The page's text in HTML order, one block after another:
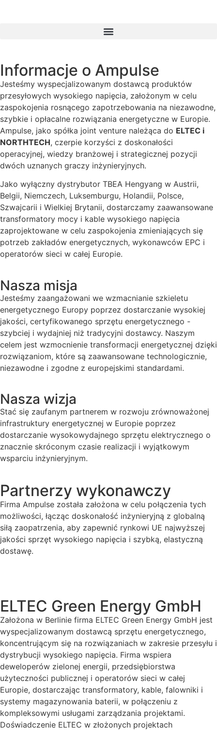
Informacje o Ampulse
Jesteśmy wyspecjalizowanym dostawcą produktów
przesyłowych wysokiego napięcia, założonym w celu
zaspokojenia rosnącego zapotrzebowania na niezawodne,
szybkie i opłacalne rozwiązania energetyczne w Europie.
Ampulse, jako spółka joint venture należąca do ELTEC i
NORTHTECH, czerpie korzyści z doskonałości
operacyjnej, wiedzy branżowej i strategicznej pozycji
dwóch uznanych graczy inżynieryjnych.
Jako wyłączny dystrybutor TBEA Hengyang w Austrii,
Belgii, Niemczech, Luksemburgu, Holandii, Polsce,
Szwajcarii i Wielkiej Brytanii, dostarczamy zaawansowane
transformatory mocy i kable wysokiego napięcia
zaprojektowane w celu zaspokojenia zmieniających się
potrzeb zakładów energetycznych, wykonawców EPC i
operatorów sieci w całej Europie.
Nasza misja
Jesteśmy zaangażowani we wzmacnianie szkieletu
energetycznego Europy poprzez dostarczanie wysokiej
jakości, certyfikowanego sprzętu energetycznego -
szybciej i wydajniej niż tradycyjni dostawcy. Naszym
celem jest wzmocnienie transformacji energetycznej dzięki
rozwiązaniom, które są zaawansowane technologicznie,
niezawodne i zgodne z europejskimi standardami.
Nasza wizja
Stać się zaufanym partnerem w rozwoju zrównoważonej
infrastruktury energetycznej w Europie poprzez
dostarczanie wysokowydajnego sprzętu elektrycznego o
znacznie skróconym czasie realizacji i wyjątkowym
wsparciu inżynieryjnym.
Partnerzy wykonawczy
Firma Ampulse została założona w celu połączenia tych
możliwości, łącząc doskonałość inżynieryjną z globalną
siłą zaopatrzenia, aby zapewnić rynkowi UE najwyższej
jakości sprzęt wysokiego napięcia i szybką, elastyczną
dostawę.
ELTEC Green Energy GmbH
Założona w Berlinie firma ELTEC Green Energy GmbH jest
wyspecjalizowanym dostawcą sprzętu energetycznego,
koncentrującym się na rozwiązaniach w zakresie przesyłu i
dystrybucji wysokiego napięcia. Firma wspiera
deweloperów zielonej energii, przedsiębiorstwa
użyteczności publicznej i operatorów sieci w całej
Europie, dostarczając transformatory, kable, falowniki i
systemy magazynowania baterii, w połączeniu z
kompleksowymi usługami zarządzania projektami.
Doświadczenie ELTEC w złożonych projektach